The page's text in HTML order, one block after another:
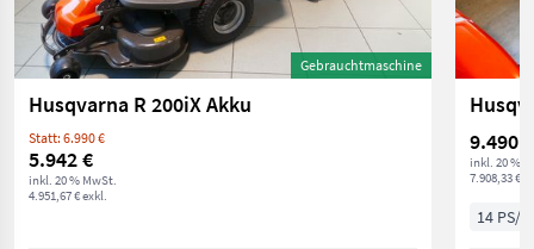
Gebrauchtmaschine
Husqvarna R 200iX Akku
Statt: 6.990 €
5.942 €
inkl. 20 % MwSt.
4.951,67 € exkl.
9.490 €
inkl. 20 %
7.908,33 €
14 PS/